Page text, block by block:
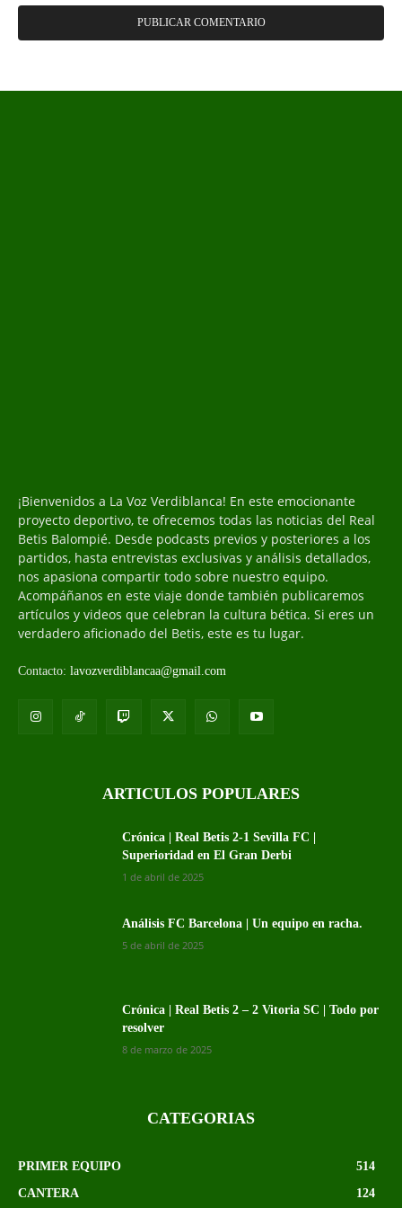
¡Bienvenidos a La Voz Verdiblanca! En este emocionante
proyecto deportivo, te ofrecemos todas las noticias del Real
Betis Balompié. Desde podcasts previos y posteriores a los
partidos, hasta entrevistas exclusivas y análisis detallados,
nos apasiona compartir todo sobre nuestro equipo.
Acompáñanos en este viaje donde también publicaremos
artículos y videos que celebran la cultura bética. Si eres un
verdadero aficionado del Betis, este es tu lugar.
Contacto: lavozverdiblancaa@gmail.com
ARTICULOS POPULARES
Crónica | Real Betis 2-1 Sevilla FC |
Superioridad en El Gran Derbi
1 de abril de 2025
Análisis FC Barcelona | Un equipo en racha.
5 de abril de 2025
Crónica | Real Betis 2 – 2 Vitoria SC | Todo por
resolver
8 de marzo de 2025
CATEGORIAS
PRIMER EQUIPO
514
CANTERA
124